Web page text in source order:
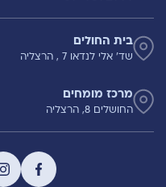
בית החולים
שד' אלי לנדאו 7 , הרצליה
מרכז מומחים
החושלים 8, הרצליה